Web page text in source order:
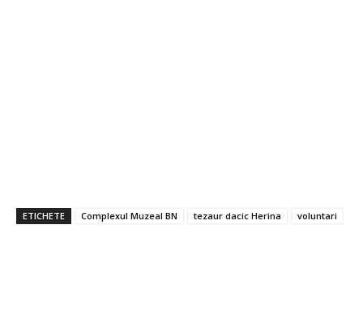
ETICHETE Complexul Muzeal BN tezaur dacic Herina voluntari